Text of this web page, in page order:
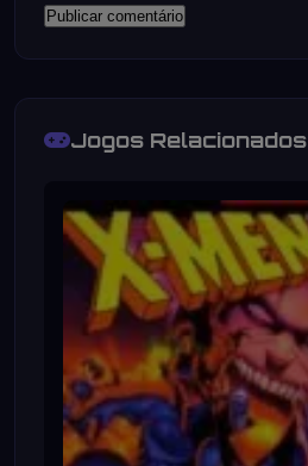
Jogos Relacionados